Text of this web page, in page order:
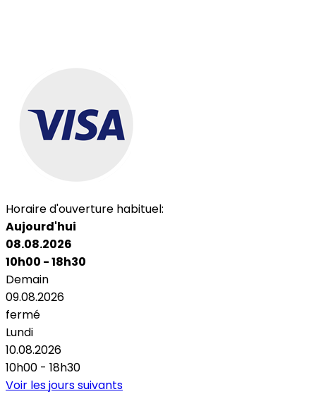
Horaire d'ouverture habituel:
Aujourd'hui
08.08.2026
10h00 - 18h30
Demain
09.08.2026
fermé
Lundi
10.08.2026
10h00 - 18h30
Voir les jours suivants